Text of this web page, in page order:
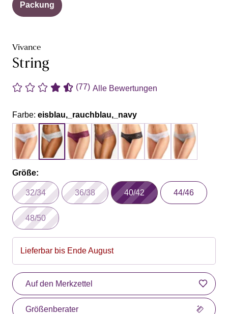
Packung
Vivance
String
(77) Alle Bewertungen
Farbe: eisblau,_rauchblau,_navy
Größe:
32/34 36/38 40/42 44/46
48/50
Lieferbar bis Ende August
Auf den Merkzettel
Größenberater